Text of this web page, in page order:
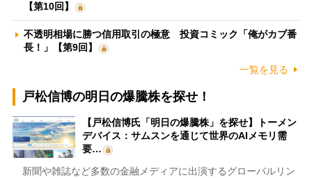
【第10回】
不透明相場に勝つ信用取引の極意 投資コミック「俺がカブ番
長！」【第9回】
一覧を見る
戸松信博の明日の爆騰株を探せ！
【戸松信博氏「明日の爆騰株」を探せ】トーメン
デバイス：サムスンを通じて世界のAIメモリ需
要…
新聞や雑誌など多数の金融メディアに出演するグローバルリン